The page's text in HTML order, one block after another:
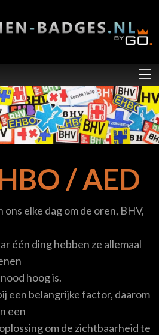
/ AED
elke dag om de oren, BHV,
één ding hebben ze allemaal
hoog is.
een belangrijke factor, daarom
een
om de zichtbaarheid te